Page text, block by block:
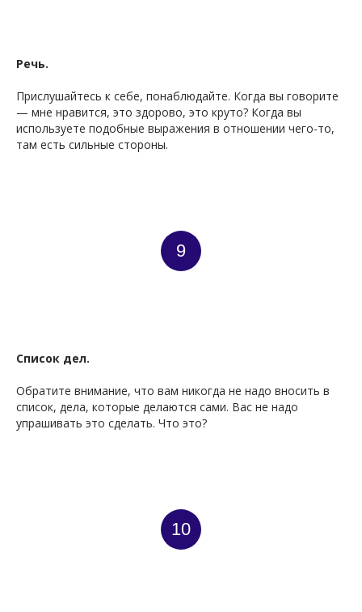
Речь.
Прислушайтесь к себе, понаблюдайте. Когда вы говорите
— мне нравится, это здорово, это круто? Когда вы
используете подобные выражения в отношении чего-то,
там есть сильные стороны.
9
Список дел.
Обратите внимание, что вам никогда не надо вносить в
список, дела, которые делаются сами. Вас не надо
упрашивать это сделать. Что это?
10